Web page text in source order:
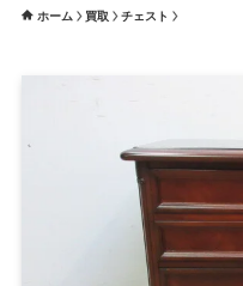
ホーム 買取 チェスト